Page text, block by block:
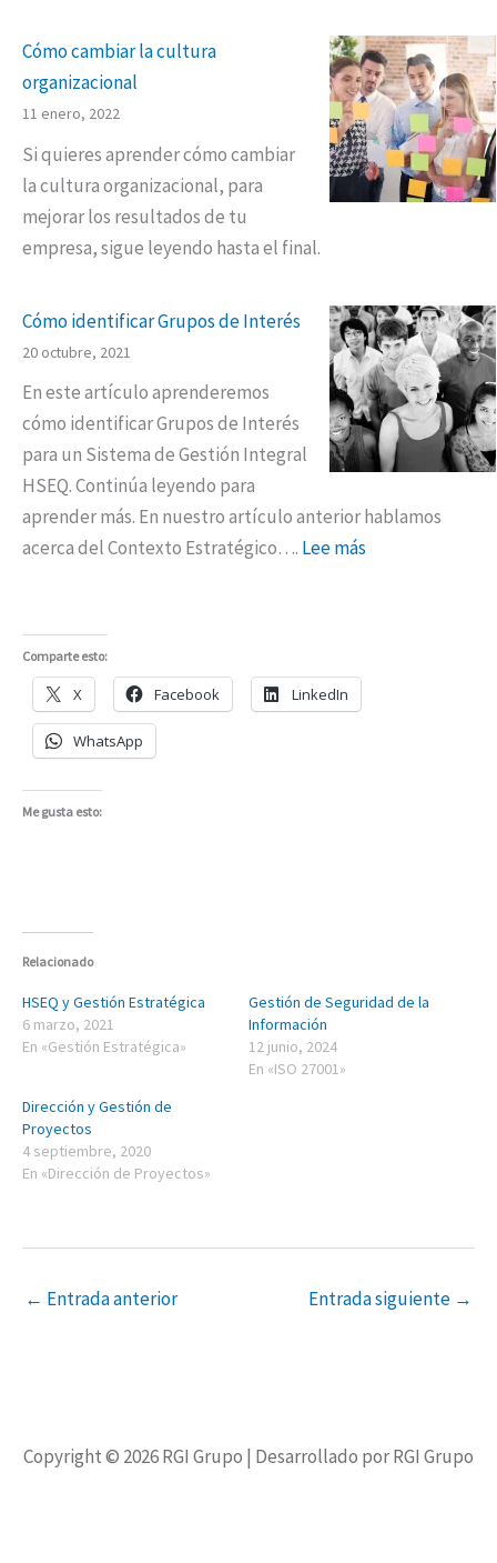
Cómo cambiar la cultura
organizacional
11 enero, 2022
Si quieres aprender cómo cambiar
la cultura organizacional, para
mejorar los resultados de tu
empresa, sigue leyendo hasta el final.
Cómo identificar Grupos de Interés
20 octubre, 2021
En este artículo aprenderemos
cómo identificar Grupos de Interés
para un Sistema de Gestión Integral
HSEQ. Continúa leyendo para
aprender más. En nuestro artículo anterior hablamos
acerca del Contexto Estratégico…. Lee más
Comparte esto:
X Facebook LinkedIn
WhatsApp
Me gusta esto:
Relacionado
HSEQ y Gestión Estratégica
6 marzo, 2021
En «Gestión Estratégica»
Gestión de Seguridad de la
Información
12 junio, 2024
En «ISO 27001»
Dirección y Gestión de
Proyectos
4 septiembre, 2020
En «Dirección de Proyectos»
← Entrada anterior Entrada siguiente →
Copyright © 2026RGI Grupo | Desarrollado por RGI Grupo